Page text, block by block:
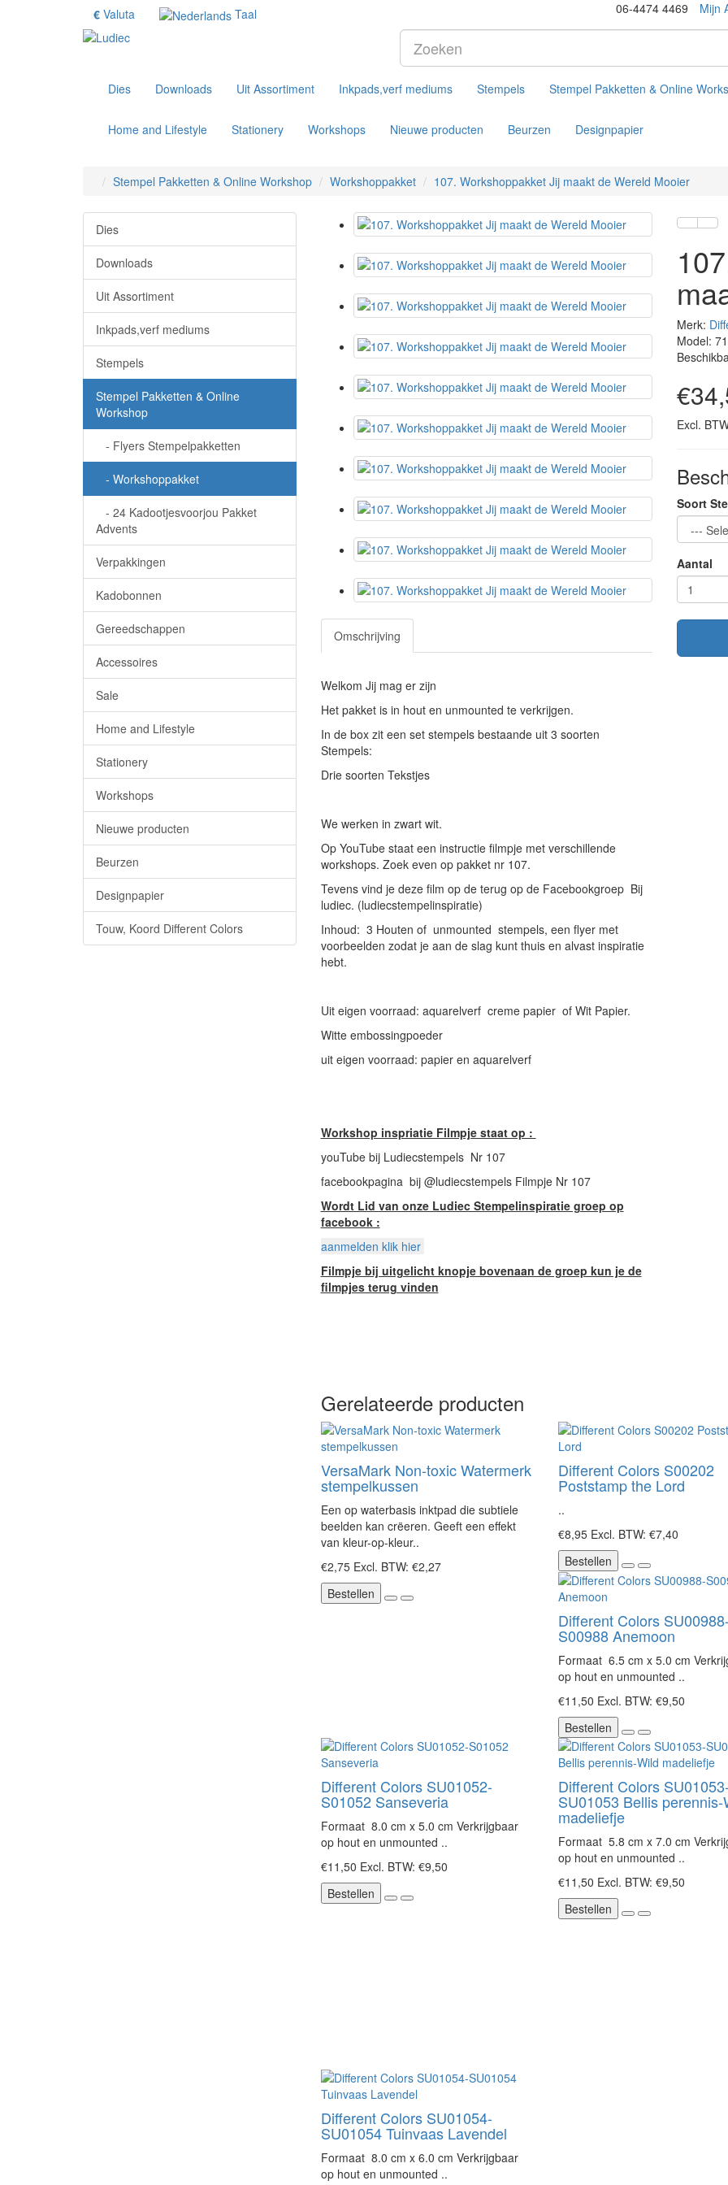
€ Valuta Taal 06-4474 4469 Mijn
Dies Downloads Uit Assortiment Inkpads,verf mediums Stempels Stempel Pakketten & Online
Home and Lifestyle Stationery Workshops Nieuwe producten Beurzen Designpapier
Stempel Pakketten & Online Workshop Workshoppakket 107. Workshoppakket Jij maakt de Wereld Mooier
Dies
Downloads
Uit Assortiment
Inkpads,verf mediums
Stempels
Stempel Pakketten & Online
Workshop
- Flyers Stempelpakketten
- Workshoppakket
- 24 Kadootjesvoorjou Pakket
Advents
Verpakkingen
Kadobonnen
Gereedschappen
Accessoires
Sale
Home and Lifestyle
Stationery
Workshops
Nieuwe producten
Beurzen
Designpapier
Touw, Koord Different Colors
Omschrijving
Welkom Jij mag er zijn
Het pakket is in hout en unmounted te verkrijgen.
In de box zit een set stempels bestaande uit 3 soorten
Stempels:
Drie soorten Tekstjes
We werken in zwart wit.
Op YouTube staat een instructie filmpje met verschillende
workshops. Zoek even op pakket nr 107.
Tevens vind je deze film op de terug op de Facebookgroep Bij
ludiec. (ludiecstempelinspiratie)
Inhoud: 3 Houten of unmounted stempels, een flyer met
voorbeelden zodat je aan de slag kunt thuis en alvast inspiratie
hebt.
Uit eigen voorraad: aquarelverf creme papier of Wit Papier.
Witte embossingpoeder
uit eigen voorraad: papier en aquarelverf
Workshop inspriatie Filmpje staat op :
youTube bij Ludiecstempels Nr 107
facebookpagina bij @ludiecstempels Filmpje Nr 107
Wordt Lid van onze Ludiec Stempelinspiratie groep op
facebook :
aanmelden klik hier
Filmpje bij uitgelicht knopje bovenaan de groep kun je de
filmpjes terug vinden
Merk:
Model:
Excl.
Soort
Aantal
Gerelateerde producten
VersaMark Non-toxic Watermerk
stempelkussen
Een op waterbasis inktpad die subtiele
beelden kan crëeren. Geeft een effekt
van kleur-op-kleur..
€2,75 Excl. BTW: €2,27
Bestellen
Different Colors S00202
Poststamp the Lord
..
€8,95 Excl. BTW: €7,40
Bestellen
Different Colors SU00988-
S00988 Anemoon
Formaat 6.5 cm x 5.0 cm
op hout en unmounted ..
€11,50 Excl. BTW: €9,50
Bestellen
Different Colors SU01052-
S01052 Sanseveria
Formaat 8.0 cm x 5.0 cm Verkrijgbaar
op hout en unmounted ..
€11,50 Excl. BTW: €9,50
Bestellen
Different Colors SU01053-
SU01053 Bellis perennis-
madeliefje
Formaat 5.8 cm x 7.0 cm
op hout en unmounted ..
€11,50 Excl. BTW: €9,50
Bestellen
Different Colors SU01054-
SU01054 Tuinvaas Lavendel
Formaat 8.0 cm x 6.0 cm Verkrijgbaar
op hout en unmounted ..